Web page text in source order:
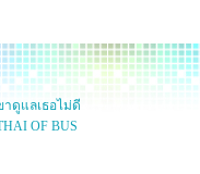
าดูแลเธอไม่ดี
OF BUS